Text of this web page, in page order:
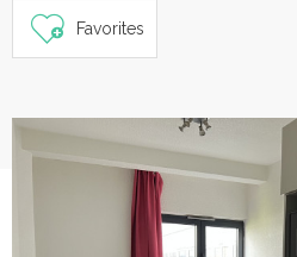
Favorites